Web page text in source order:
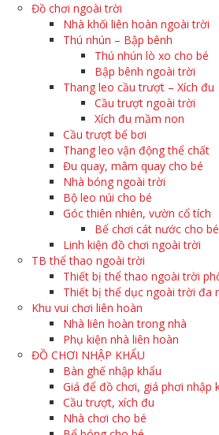
Đồ chơi ngoài trời
Nhà khối liên hoàn ngoài trời
Thú nhún – Bập bênh
Thú nhún lò xo cho bé
Bập bênh ngoài trời
Thang leo cầu trượt – Xích đu
Cầu trượt ngoài trời
Xích đu mầm non
Cầu trượt bể bơi
Thang leo vận động thể chất
Đu quay, mâm quay cho bé
Nhà bóng ngoài trời
Bộ leo núi cho bé
Góc thiên nhiên, vườn cổ tích
Bể chơi cát nước cho bé
Linh kiện đồ chơi ngoài trời
TB thể thao ngoài trời
Thiết bị thể thao ngoài trời
Thiết bị thể dục ngoài trời đa
Khu vui chơi liên hoàn
Nhà liên hoàn trong nhà
Phụ kiện nhà liên hoàn
ĐỒ CHƠI NHẬP KHẨU
Bàn ghế nhập khẩu
Giá để đồ chơi, giá phơi nhập
Cầu trượt, xích đu
Nhà chơi cho bé